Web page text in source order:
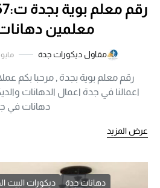
معلمين
مقاول ديكورات جدة مايو 17, 2021
رقم معلم بوية بجدة , مرحبا بكم
اعمالنا في جدة اعمال الدهانات
دهانات في
عرض المزيد
دهانات جدة ديكورات البيت